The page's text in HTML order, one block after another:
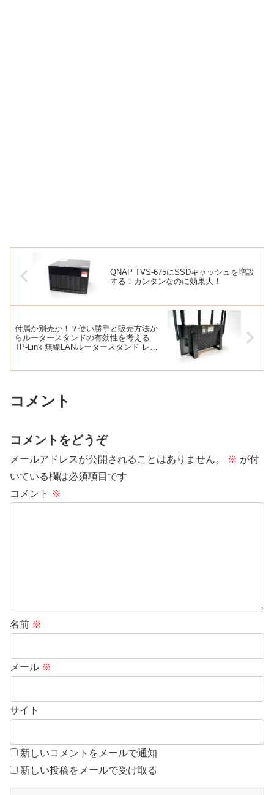
QNAP TVS-675にSSDキャッシュを増設
する！カンタンなのに効果大！
付属か別売か！？使い勝手と販売方法か
らルータースタンドの有効性を考える
TP-Link 無線LANルータースタンド レビ
コメント
コメントをどうぞ
メールアドレスが公開されることはありません。 ※ が付
いている欄は必須項目です
コメント ※
名前 ※
メール ※
サイト
新しいコメントをメールで通知
新しい投稿をメールで受け取る